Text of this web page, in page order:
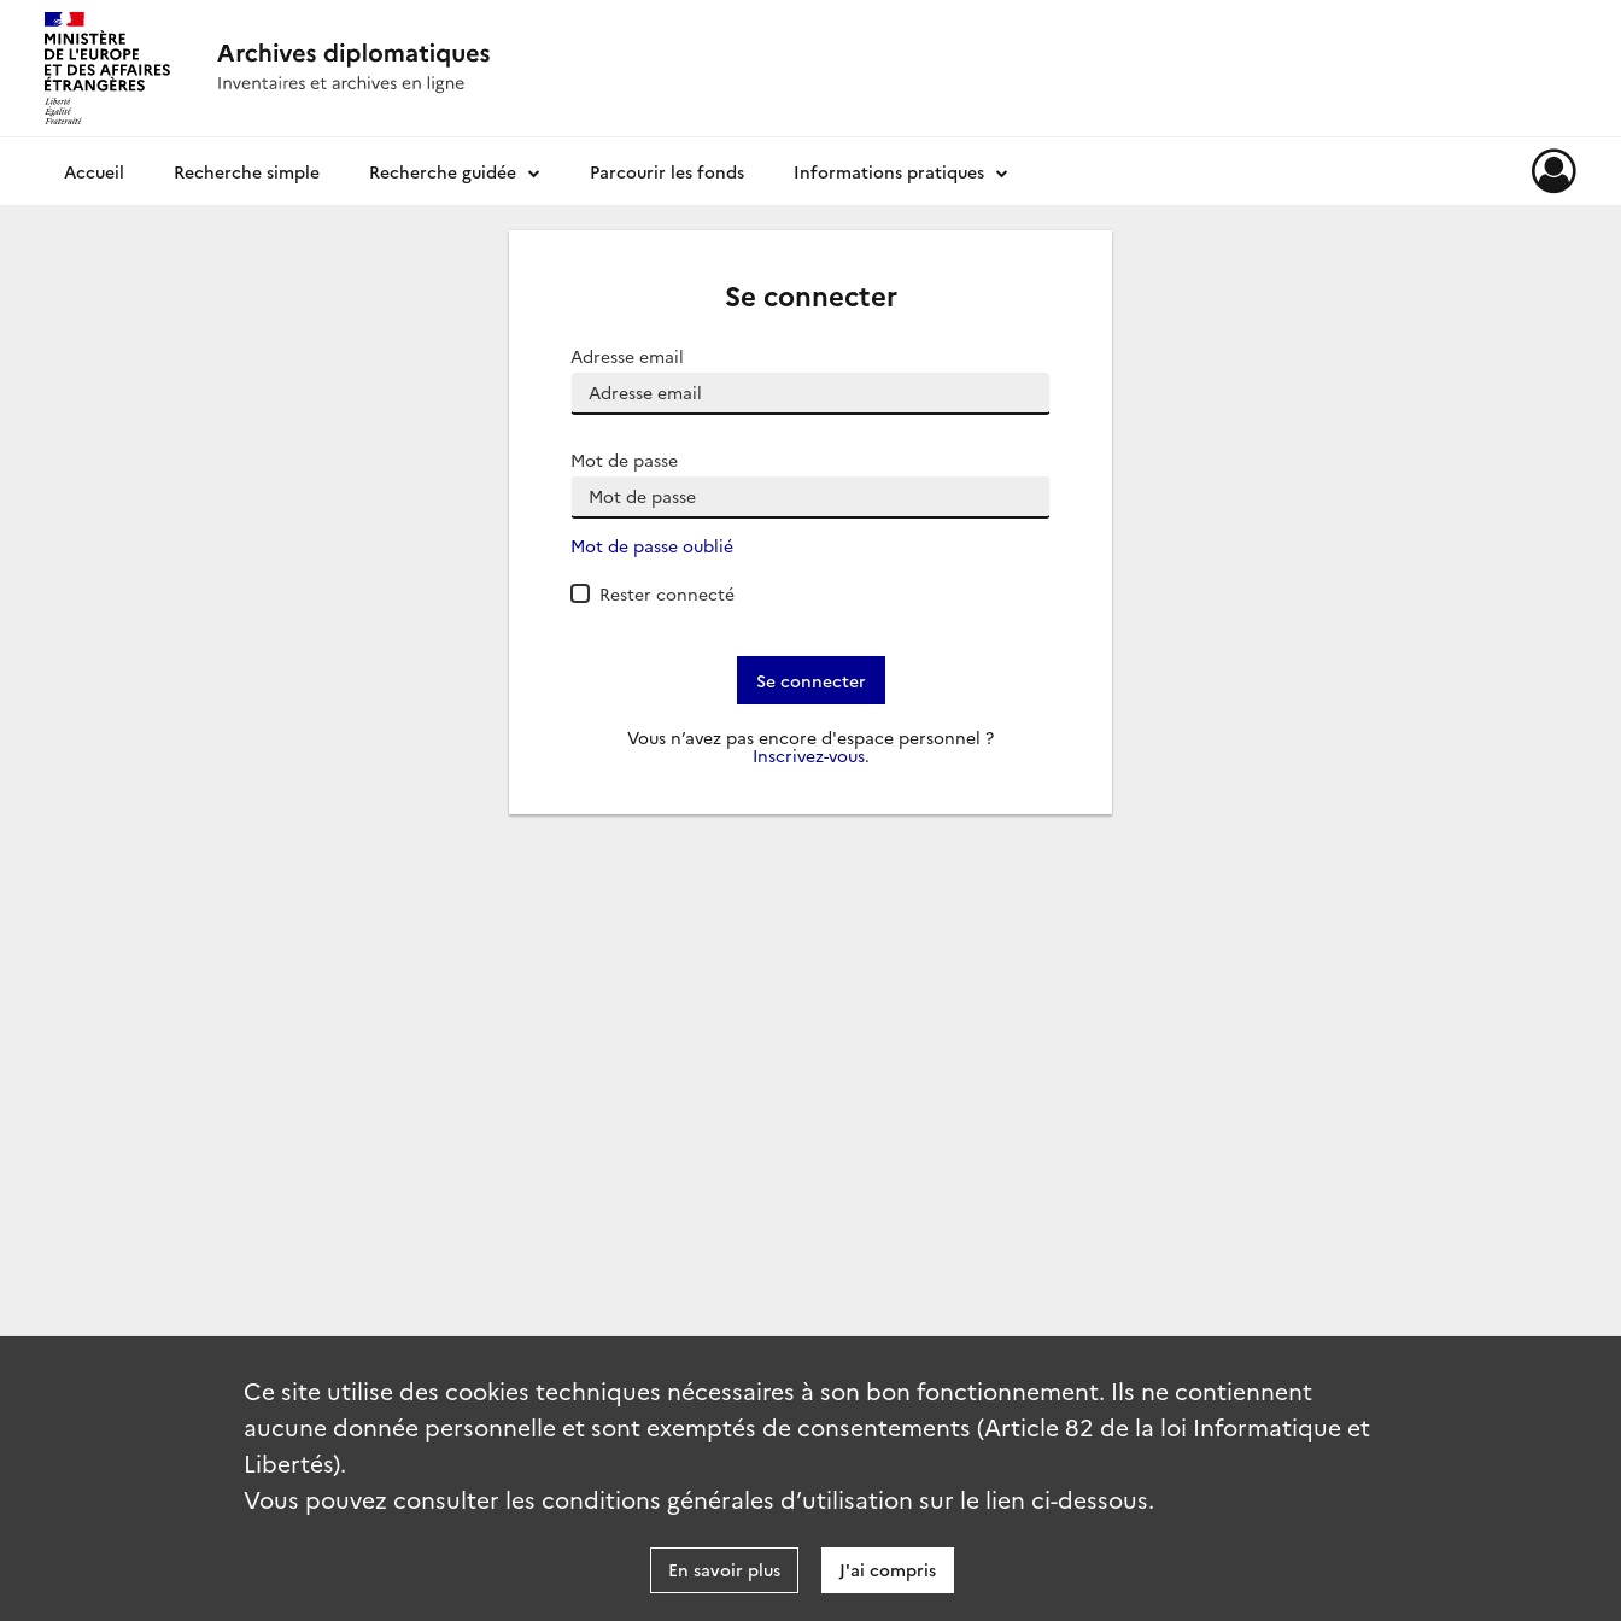
Archives diplomatiquesRecherche simple Recherche guidée Parcourir les fonds Informations pratiques
Se connecter
Adresse email
Mot de passe
Mot de passe oublié
Rester connecté
Se connecter
Vous n’avez pas encore d'espace personnel ?
Inscrivez-vous.
Ce site utilise des cookies techniques nécessaires à son bon fonctionnement. Ils ne contiennent
aucune donnée personnelle et sont exemptés de consentements (Article 82 de la loi Informatique et
Libertés).
Vous pouvez consulter les conditions générales d’utilisation sur le lien ci-dessous.
En savoir plus J'ai compris